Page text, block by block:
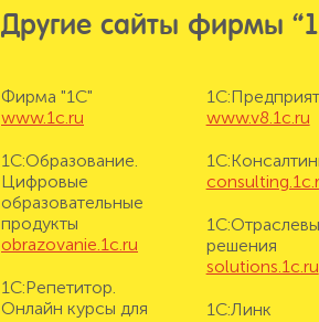
Другие сайты фирмы
Фирма "1С"
www.1c.ru
1С:Образование.
Цифровые
образовательные
продукты
obrazovanie.1c.ru
1С:Репетитор.
Онлайн курсы для
www.v8.1c.ru
решения
solutions.1c.ru
1С:Линк